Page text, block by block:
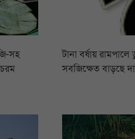
সহ
টানা বর্ষায়
সবজিক্ষেত বাড়ছে